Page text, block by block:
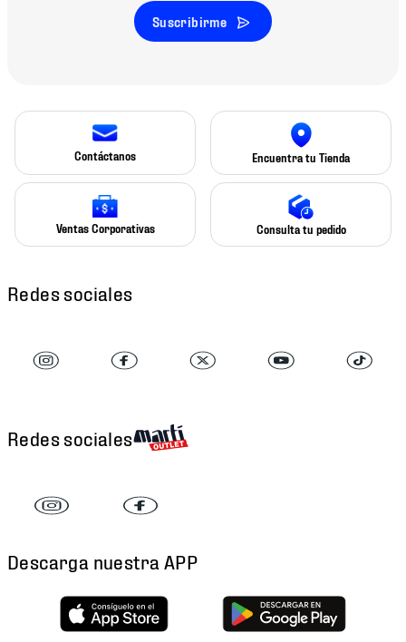
Suscribirme
Contáctanos Encuentra tu Tienda
Ventas Corporativas Consulta tu pedido
Redes sociales
Redes sociales
Descarga nuestra APP